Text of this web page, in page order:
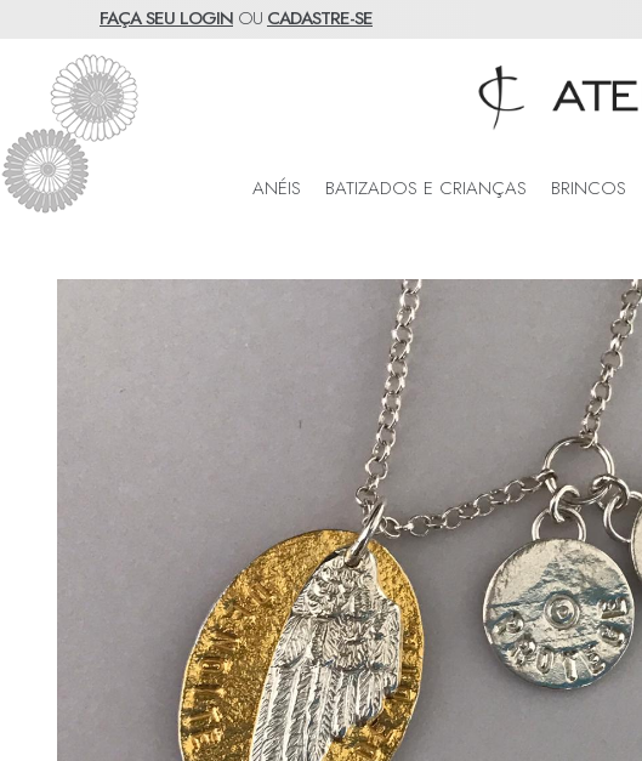
FAÇA SEU LOGIN OU CADASTRE-SE
ANÉIS BATIZADOS E CRIANÇAS BRINCOS